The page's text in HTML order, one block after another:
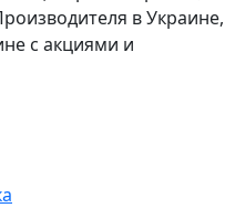
в Украине,
с акциями и